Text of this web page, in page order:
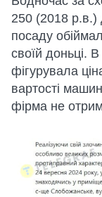
250 (2018 р.в.)
посаду
своїй доньці.
фігурувала
вартості
фірма не